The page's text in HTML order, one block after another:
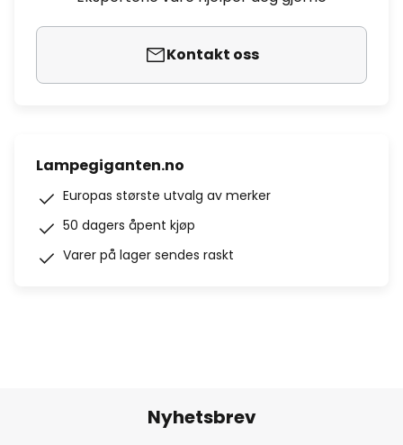
Kontakt oss
Lampegiganten.no
Europas største utvalg av merker
50 dagers åpent kjøp
Varer på lager sendes raskt
Nyhetsbrev